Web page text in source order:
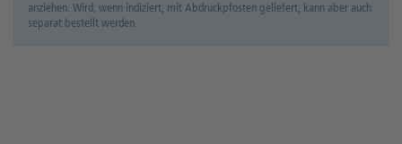
anziehen. Wird, wenn indiziert, mit Abdruckpfosten geliefert, kann aber auch
separat bestellt werden.